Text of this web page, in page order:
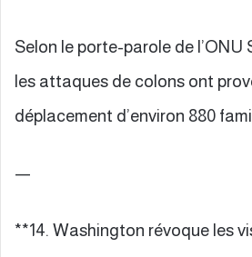
Selon le porte-parole de l’ONU
les attaques de colons ont
déplacement d’environ 880
—
**14. Washington révoque les